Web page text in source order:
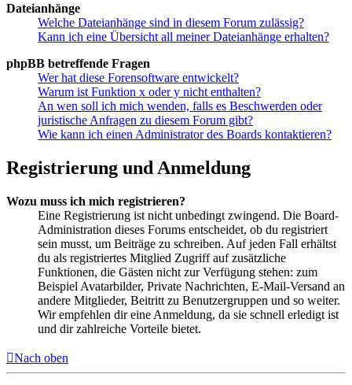
Dateianhänge
Welche Dateianhänge sind in diesem Forum zulässig?
Kann ich eine Übersicht all meiner Dateianhänge erhalten?
phpBB betreffende Fragen
Wer hat diese Forensoftware entwickelt?
Warum ist Funktion x oder y nicht enthalten?
An wen soll ich mich wenden, falls es Beschwerden oder
juristische Anfragen zu diesem Forum gibt?
Wie kann ich einen Administrator des Boards kontaktieren?
Registrierung und Anmeldung
Wozu muss ich mich registrieren?
Eine Registrierung ist nicht unbedingt zwingend. Die Board-
Administration dieses Forums entscheidet, ob du registriert
sein musst, um Beiträge zu schreiben. Auf jeden Fall erhältst
du als registriertes Mitglied Zugriff auf zusätzliche
Funktionen, die Gästen nicht zur Verfügung stehen: zum
Beispiel Avatarbilder, Private Nachrichten, E-Mail-Versand an
andere Mitglieder, Beitritt zu Benutzergruppen und so weiter.
Wir empfehlen dir eine Anmeldung, da sie schnell erledigt ist
und dir zahlreiche Vorteile bietet.
Nach oben